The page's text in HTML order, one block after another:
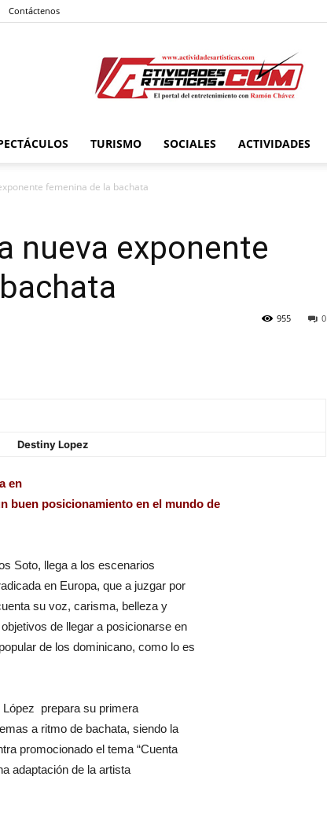
Contáctenos
Actividadesartisticas.com
TURISMO SOCIALES ACTIVIDADES
femenina de la bachata
nueva exponente
0
955
Destiny Lopez
en
buen posicionamiento en el mundo de
Soto, llega a los escenarios
en Europa, que a juzgar por
su voz, carisma, belleza y
de llegar a posicionarse en
de los dominicano, como lo es
López prepara su primera
a ritmo de bachata, siendo la
promocionado el tema “Cuenta
adaptación de la artista